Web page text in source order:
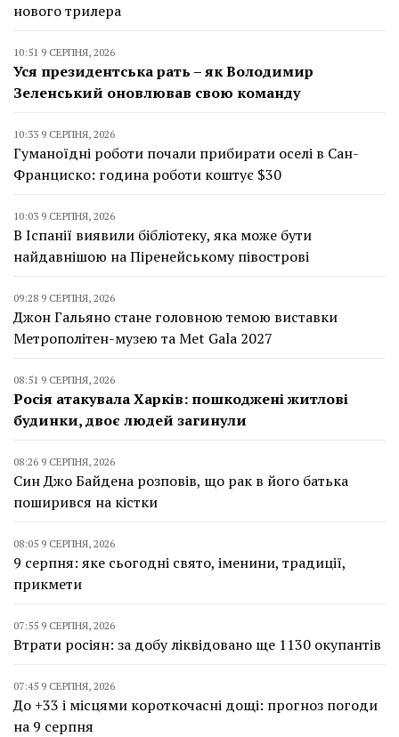
нового трилера
10:51 9 СЕРПНЯ, 2026
Уся президентська рать – як Володимир
Зеленський оновлював свою команду
10:33 9 СЕРПНЯ, 2026
Гуманоїдні роботи почали прибирати оселі в Сан-
Франциско: година роботи коштує $30
10:03 9 СЕРПНЯ, 2026
В Іспанії виявили бібліотеку, яка може бути
найдавнішою на Піренейському півострові
09:28 9 СЕРПНЯ, 2026
Джон Гальяно стане головною темою виставки
Метрополітен-музею та Met Gala 2027
08:51 9 СЕРПНЯ, 2026
Росія атакувала Харків: пошкоджені житлові
будинки, двоє людей загинули
08:26 9 СЕРПНЯ, 2026
Син Джо Байдена розповів, що рак в його батька
поширився на кістки
08:05 9 СЕРПНЯ, 2026
9 серпня: яке сьогодні свято, іменини, традиції,
прикмети
07:55 9 СЕРПНЯ, 2026
Втрати росіян: за добу ліквідовано ще 1130 окупантів
07:45 9 СЕРПНЯ, 2026
До +33 і місцями короткочасні дощі: прогноз погоди
на 9 серпня